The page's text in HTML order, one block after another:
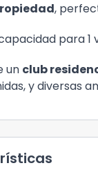
,
para 1
un club
y diversas